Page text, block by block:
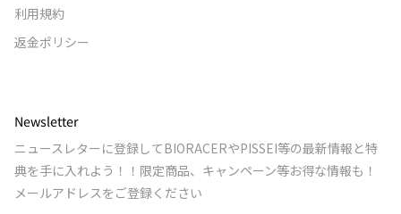
利用規約
返金ポリシー
Newsletter
ニュースレターに登録してBIORACERやPISSEI等の最新情報と特
典を手に入れよう！！限定商品、キャンペーン等お得な情報も！
メールアドレスをご登録ください